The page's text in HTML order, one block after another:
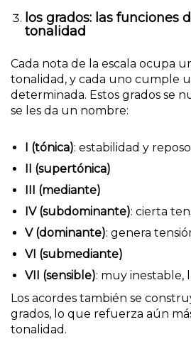
los grados: las funciones
tonalidad
Cada nota de la escala ocupa
tonalidad, y cada uno cumple
determinada. Estos grados se
se les da un nombre:
I (tónica): estabilidad y reposo
II (supertónica)
III (mediante)
IV (subdominante): cierta
V (dominante): genera
VI (submediante)
VII (sensible): muy inestable,
Los acordes también se
grados, lo que refuerza aún
tonalidad.